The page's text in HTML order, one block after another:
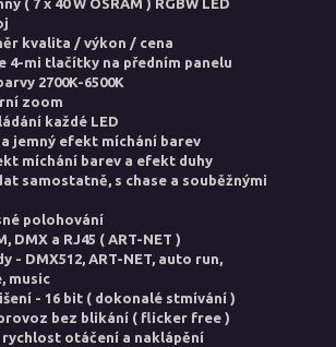
kvalita / výkon / cena
4-mi tlačítky na předním panelu
2700K-6500K
zoom
každé LED
jemný efekt míchání barev
míchání barev a efekt duhy
samostatně, s chase a souběžnými
polohování
DMX a RJ45 ( ART-NET )
- DMX512, ART-NET, auto run,
music
- 16 bit ( dokonalé stmívání )
bez blikání ( flicker free )
otáčení a naklápění